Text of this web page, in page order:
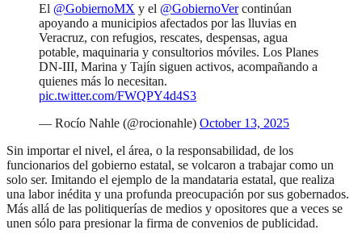
El @GobiernoMX y el @GobiernoVercontinúan
apoyando a municipios afectados por las lluvias en
Veracruz, con refugios, rescates, despensas, agua
potable, maquinaria y consultorios móviles. Los Planes
DN-III, Marina y Tajín siguen activos, acompañando a
quienes más lo necesitan.
pic.twitter.com/FWQPY4d4S3
— Rocío Nahle (@rocionahle) October 13, 2025
Sin importar el nivel, el área, o la responsabilidad, de los
funcionarios del gobierno estatal, se volcaron a trabajar como un
solo ser. Imitando el ejemplo de la mandataria estatal, que realiza
una labor inédita y una profunda preocupación por sus gobernados.
Más allá de las politiquerías de medios y opositores que a veces se
unen sólo para presionar la firma de convenios de publicidad.